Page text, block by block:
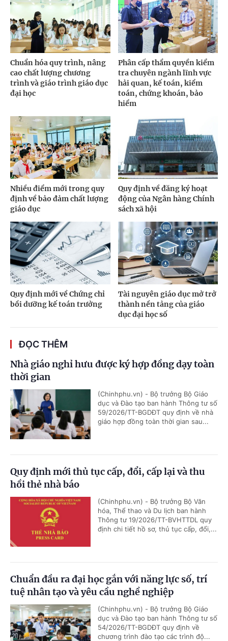
Chuẩn hóa quy trình, nâng
cao chất lượng chương
trình và giáo trình giáo dục
đại học
Phân cấp thẩm quyền kiểm
tra chuyên ngành lĩnh vực
hải quan, kế toán, kiểm
toán, chứng khoán, bảo
hiểm
Nhiều điểm mới trong quy
định về bảo đảm chất lượng
giáo dục
Quy định về đăng ký hoạt
động của Ngân hàng Chính
sách xã hội
Quy định mới về Chứng chỉ
bồi dưỡng kế toán trưởng
Tài nguyên giáo dục mở trở
thành nền tảng của giáo
dục đại học số
ĐỌC THÊM
Nhà giáo nghỉ hưu được ký hợp đồng dạy toàn
thời gian
(Chinhphu.vn) - Bộ trưởng Bộ Giáo
dục và Đào tạo ban hành Thông tư số
59/2026/TT-BGDĐT quy định về nhà
giáo hợp đồng toàn thời gian sau...
Quy định mới thủ tục cấp, đổi, cấp lại và thu
hồi thẻ nhà báo
(Chinhphu.vn) - Bộ trưởng Bộ Văn
hóa, Thể thao và Du lịch ban hành
Thông tư 19/2026/TT-BVHTTDL quy
định chi tiết hồ sơ, thủ tục cấp, đổi,...
Chuẩn đầu ra đại học gắn với năng lực số, trí
tuệ nhân tạo và yêu cầu nghề nghiệp
(Chinhphu.vn) - Bộ trưởng Bộ Giáo
dục và Đào tạo ban hành Thông tư số
54/2026/TT-BGDĐT quy định về
chương trình đào tạo các trình độ...